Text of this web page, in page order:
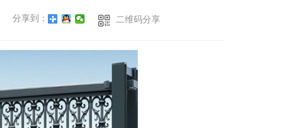
分享到： 二维码分享